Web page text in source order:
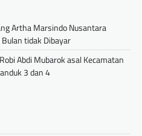
Artha Marsindo Nusantara
tidak Dibayar
Abdi Mubarok asal Kecamatan
3 dan 4